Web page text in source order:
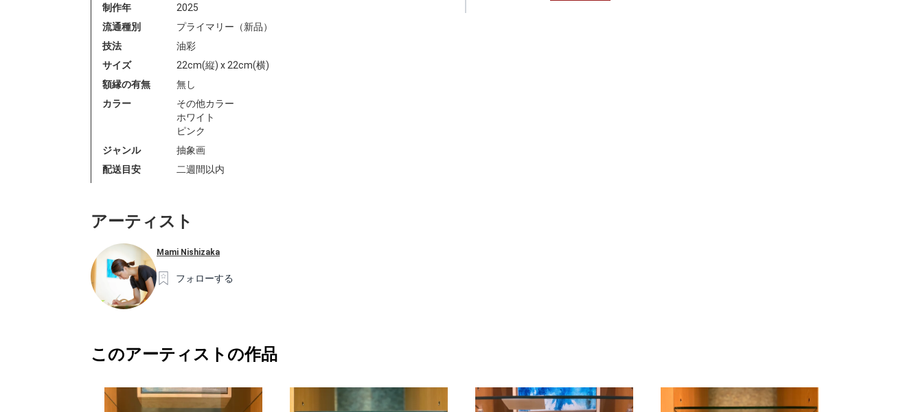
制作年
2025
流通種別
プライマリー（新品）
技法
油彩
サイズ
22cm(縦) x 22cm(横)
額縁の有無
無し
カラー
その他カラー
ホワイト
ピンク
ジャンル
抽象画
配送目安
二週間以内
アーティスト
Mami Nishizaka
フォローする
このアーティストの作品